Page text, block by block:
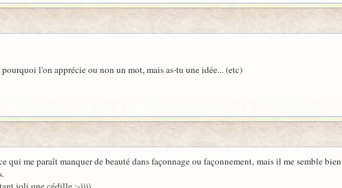
l'on apprécie ou non un mot, mais as-tu une idée... (etc)
qui me paraît manquer de beauté dans façonnage ou façonnement, mais il me semble